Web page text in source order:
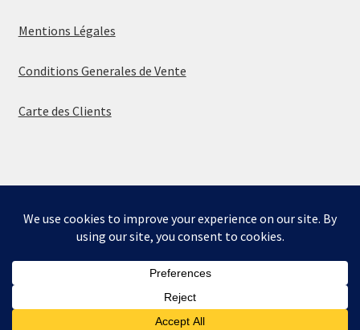
Bienvenue sur la boutique de Mumbly - Cartes de
Mentions Légales
Conditions Generales de Vente
Carte des Clients
© La boutique de Mumbly 2026
Built with WooCommerce.